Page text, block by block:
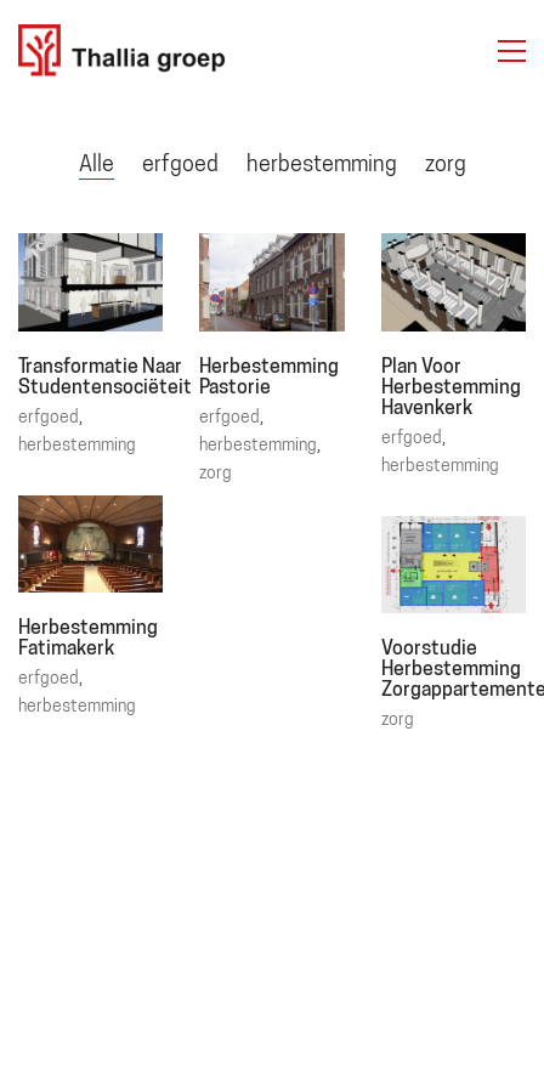
Alle erfgoed herbestemming zorg
Transformatie Naar
Studentensociëteit
erfgoed
herbestemming
Herbestemming
Pastorie
erfgoed
herbestemming
zorg
Plan Voor
Herbestemming
Havenkerk
erfgoed
herbestemming
Herbestemming
Fatimakerk
erfgoed
herbestemming
Voorstudie
Herbestemming
zorg
THALLIA GROEP
Tel. 06 50 63 81 81
Diensten
Projecten
Contact
Plan
Gebruiker
Exploitatie
Financiering